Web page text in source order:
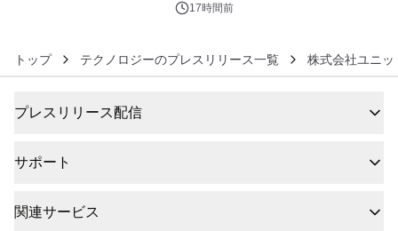
ン17時間前
トップ テクノロジーのプレスリリース一覧 株式会社ユニッ
プレスリリース配信
サポート
関連サービス